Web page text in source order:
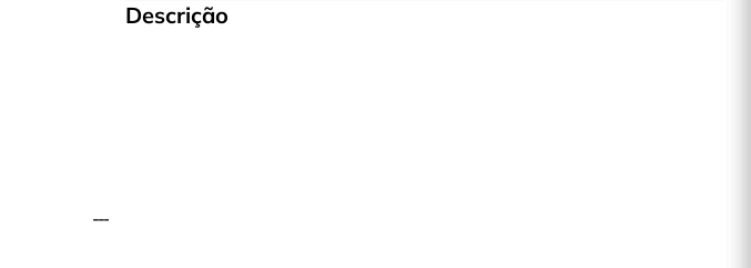
Descrição